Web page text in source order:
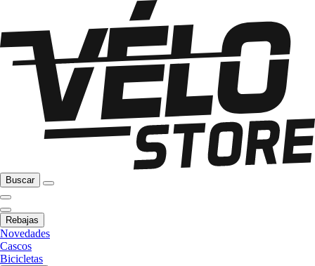
Buscar
Rebajas
Novedades
Cascos
Bicicletas